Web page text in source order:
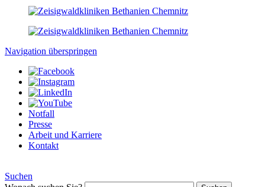
Navigation überspringen
Notfall
Presse
Arbeit und Karriere
Kontakt
Suchen